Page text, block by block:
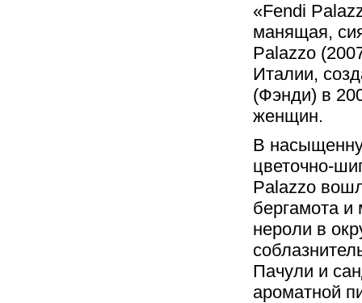
«Fendi
манящая,
Palazzo
Италии,
(Фэнди) в
женщин.
В
цветочно-
Palazzo
бергамота и
нероли в
Пачули и
ароматной